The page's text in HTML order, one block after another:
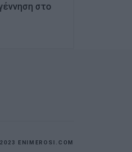
στο
ENIMEROSI.COM